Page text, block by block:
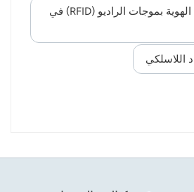
Division - Sporting Goods, Auto
According to Walmart, its
began adopting UHF RFID
then, inventory
significantly, resulting in a
تطبيق تقنية تحديد الهوية بموجات الراديو (RFID) في
اللاسلكي